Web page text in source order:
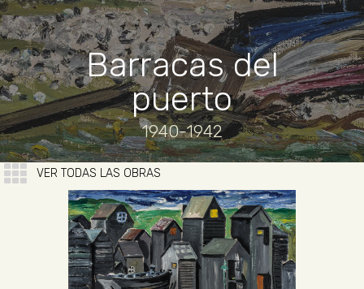
Barracas del
puerto
1940-1942
VER TODAS LAS OBRAS